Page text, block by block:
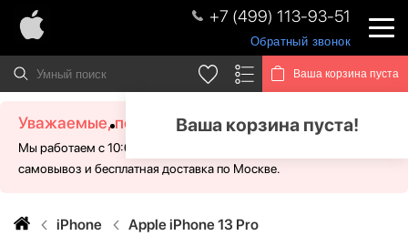
+7 (499) 113-93-51
Обратный звонок
Ваша корзина пуста
Ваша корзина пуста!
Уважаемые, посетители!
Мы работаем с 10:00 - 21:00 без выходных. Для Вас доступен
самовывоз и бесплатная доставка по Москве.
iPhone
Apple iPhone 13 Pro